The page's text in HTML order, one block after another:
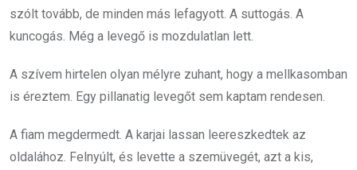
szólt tovább, de minden más lefagyott. A suttogás. A
kuncogás. Még a levegő is mozdulatlan lett.
A szívem hirtelen olyan mélyre zuhant, hogy a mellkasomban
is éreztem. Egy pillanatig levegőt sem kaptam rendesen.
A fiam megdermedt. A karjai lassan leereszkedtek az
oldalához. Felnyúlt, és levette a szemüvegét, azt a kis,